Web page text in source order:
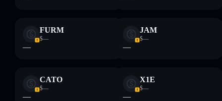
FURM
$—
—
JAM
$—
—
CATO
$—
—
X1E
$—
—